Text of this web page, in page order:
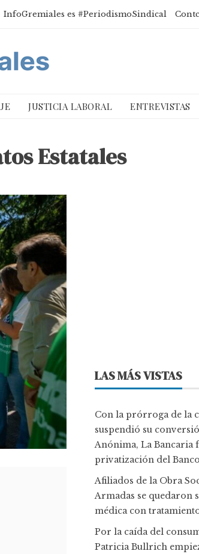
InfoGremiales es #PeriodismoSindical
JUSTICIA LABORAL ENTREVISTAS
Estatales
LAS MÁS VISTAS
Con la prórroga de la
suspendió su
Anónima, La Bancaria
privatización del
Afiliados de la Obra
Armadas se quedaron
médica con
Por la caída del
Patricia Bullrich